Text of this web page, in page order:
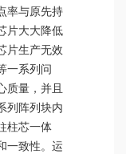
率与原先持
片大大降低
片生产无效
一系列问
质量，并且
列阵列块内
柱芯一体
一致性。运